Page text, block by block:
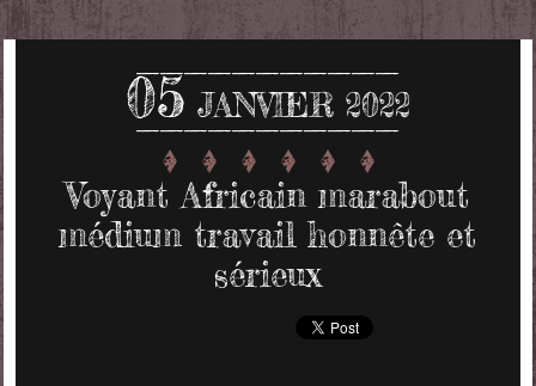
05 JANVIER 2022
Voyant Africain marabout
médium travail honnête et
sérieux